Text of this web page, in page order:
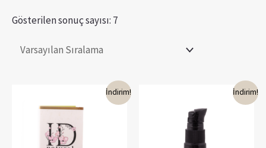
Gösterilen sonuç sayısı: 7
İndirim! İndirim!